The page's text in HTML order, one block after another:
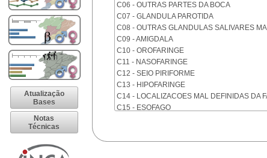
Atualização
Bases
Notas
Técnicas
C06 - OUTRAS PARTES DA BOCA
C07 - GLANDULA PAROTIDA
C08 - OUTRAS GLANDULAS SALIVARES
C09 - AMIGDALA
C10 - OROFARINGE
C11 - NASOFARINGE
C12 - SEIO PIRIFORME
C13 - HIPOFARINGE
C14 - LOCALIZACOES MAL DEFINIDAS DA
C15 - ESOFAGO
C18 - COLON